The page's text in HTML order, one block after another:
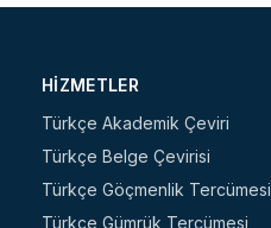
HIZMETLER
Türkçe Akademik Çeviri
Türkçe Belge Çevirisi
Türkçe Göçmenlik Tercümesi
Türkçe Gümrük Tercümesi